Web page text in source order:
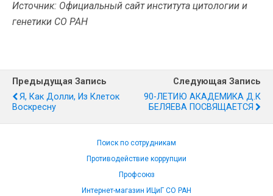
Источник: Официальный сайт института цитологии и
генетики СО РАН
Предыдущая Запись
Я, Как Долли, Из Клеток
Воскресну
Следующая Запись
90-ЛЕТИЮ АКАДЕМИКА Д.К
БЕЛЯЕВА ПОСВЯЩАЕТСЯ
Поиск по сотрудникам
Противодействие коррупции
Профсоюз
Интернет-магазин ИЦиГ СО РАН